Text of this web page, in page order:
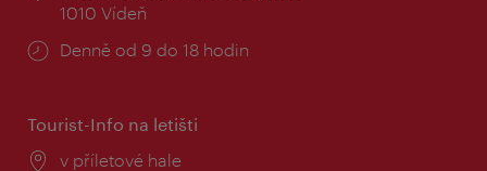
1010 Vídeň
Provozní
Denně od 9 do 18 hodin
Tourist-Info na letišti
Místo:
v příletové hale